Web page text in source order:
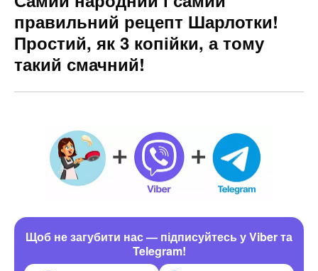
правильний рецепт Шарлотки!
Простий, як 3 копійки, а тому
такий смачний!
Щоб не загубити нас — підписуйтесь у Viber та
Telegram!